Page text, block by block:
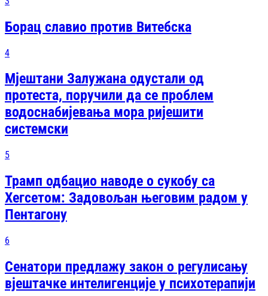
Борац славио против Витебска
4
Мјештани Залужана одустали од
протеста, поручили да се проблем
водоснабијевања мора ријешити
системски
5
Трамп одбацио наводе о сукобу са
Хегсетом: Задовољан његовим радом у
Пентагону
6
Сенатори предлажу закон о регулисању
вјештачке интелигенције у психотерапији